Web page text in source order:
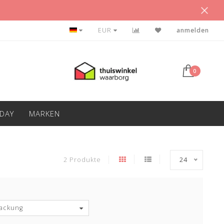
BETAAL ACHTERAF
EUR anmelden
0
MARKEN
2 Produkte 24